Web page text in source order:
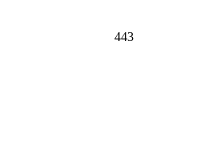
443